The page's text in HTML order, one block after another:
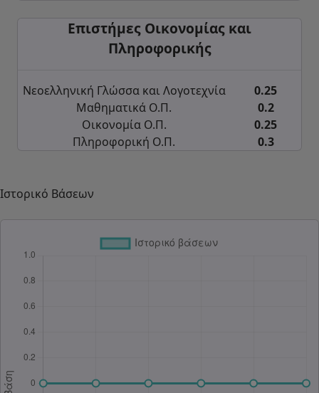
Επιστήμες Οικονομίας και
Πληροφορικής
Νεοελληνική Γλώσσα και Λογοτεχνία
0.25
Μαθηματικά Ο.Π.
0.2
Οικονομία Ο.Π.
0.25
Πληροφορική Ο.Π.
0.3
Ιστορικό Βάσεων